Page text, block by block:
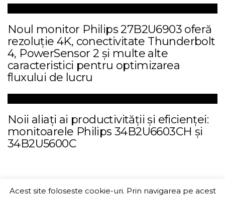
Noul monitor Philips 27B2U6903 oferă
rezoluție 4K, conectivitate Thunderbolt
4, PowerSensor 2 și multe alte
caracteristici pentru optimizarea
fluxului de lucru
Noii aliați ai productivității și eficienței:
monitoarele Philips 34B2U6603CH și
34B2U5600C
Acest site foloseste cookie-uri. Prin navigarea pe acest